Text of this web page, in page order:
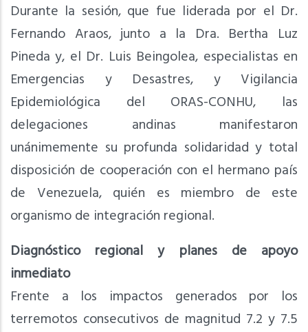
Durante la sesión, que fue liderada por el Dr.
Fernando Araos, junto a la Dra. Bertha Luz
Pineda y, el Dr. Luis Beingolea, especialistas en
Emergencias y Desastres, y Vigilancia
Epidemiológica del ORAS-CONHU, las
delegaciones andinas manifestaron
unánimemente su profunda solidaridad y total
disposición de cooperación con el hermano país
de Venezuela, quién es miembro de este
organismo de integración regional.
Diagnóstico regional y planes de apoyo
inmediato
Frente a los impactos generados por los
terremotos consecutivos de magnitud 7.2 y 7.5